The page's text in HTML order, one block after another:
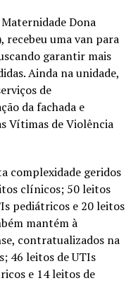
Dona
recebeu uma van para
garantir mais
Ainda na unidade,
de
da fachada e
Vítimas de Violência
complexidade geridos
clínicos; 50 leitos
pediátricos e 20 leitos
mantém à
contratualizados na
46 leitos de UTIs
e 14 leitos de